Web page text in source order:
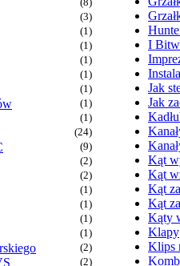
(3)
(1)
(1)
(1)
(1)
(1)
(1)
(1)
(24)
(9)
(2)
(2)
(1)
(1)
(1)
(1)
(2)
(2)
I
Jak
Jak
Kąt
Kąt
Kąt
Kąt
Kąty
Klapy
Klips